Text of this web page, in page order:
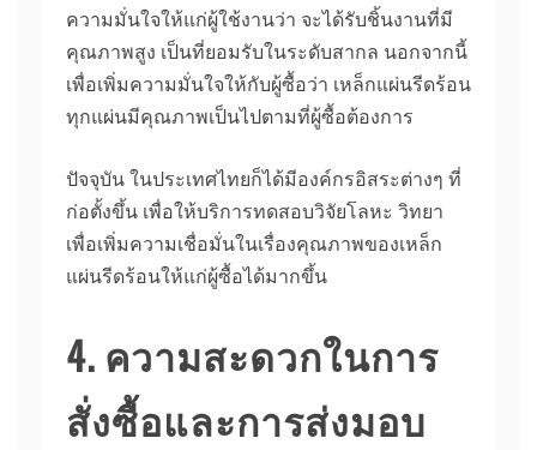
ความมั่นใจให้แก่ผู้ใช้งานว่า จะได้รับชิ้นงานที่มี
คุณภาพสูง เป็นที่ยอมรับในระดับสากล นอกจากนี้
เพื่อเพิ่มความมั่นใจให้กับผู้ซื้อว่า เหล็กแผ่นรีดร้อน
ทุกแผ่นมีคุณภาพเป็นไปตามที่ผู้ซื้อต้องการ
ปัจจุบัน ในประเทศไทยก็ได้มีองค์กรอิสระต่างๆ ที่
ก่อตั้งขึ้น เพื่อให้บริการทดสอบวิจัยโลหะ วิทยา
เพื่อเพิ่มความเชื่อมั่นในเรื่องคุณภาพของเหล็ก
แผ่นรีดร้อนให้แก่ผู้ซื้อได้มากขึ้น
4. ความสะดวกในการ
สั่งซื้อและการส่งมอบ